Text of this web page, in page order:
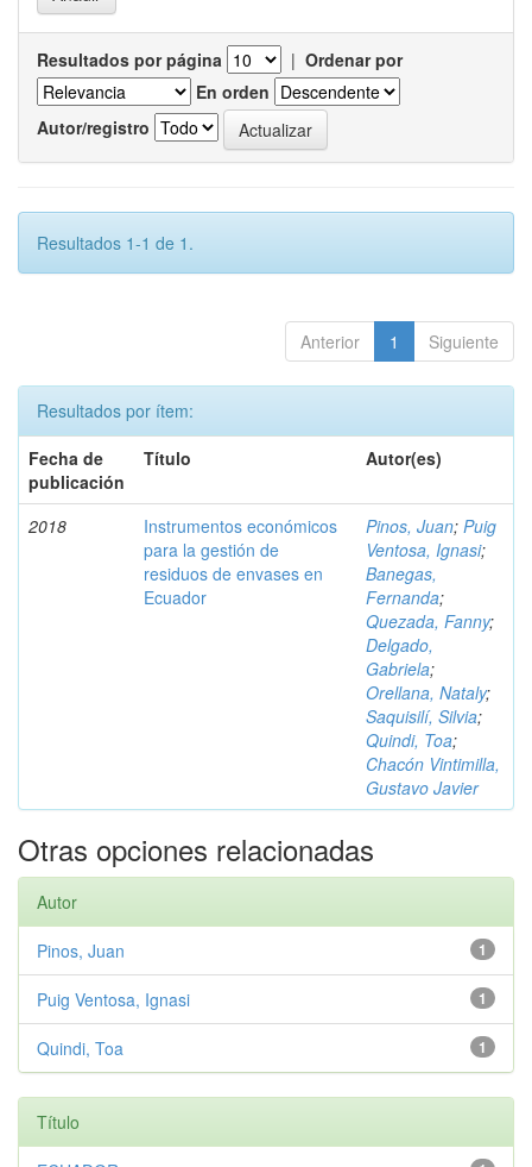
Resultados por página | Ordenar por
En orden
Autor/registro
Resultados 1-1 de 1.
Anterior 1 Siguiente
Resultados por ítem:
Fecha de
publicación
Título Autor(es)
2018
Instrumentos económicos
para la gestión de
residuos de envases en
Ecuador
Pinos, Juan; Puig
Ventosa, Ignasi;
Banegas,
Fernanda;
Quezada, Fanny;
Delgado,
Gabriela;
Orellana, Nataly;
Saquisilí, Silvia;
Quindi, Toa;
Chacón Vintimilla,
Gustavo Javier
Otras opciones relacionadas
Autor
1
Pinos, Juan
1
Puig Ventosa, Ignasi
1
Quindi, Toa
Título